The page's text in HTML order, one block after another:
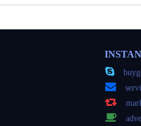
Rychlý nákup